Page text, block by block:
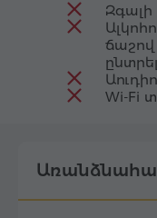
Զգալի
Wi-Fi